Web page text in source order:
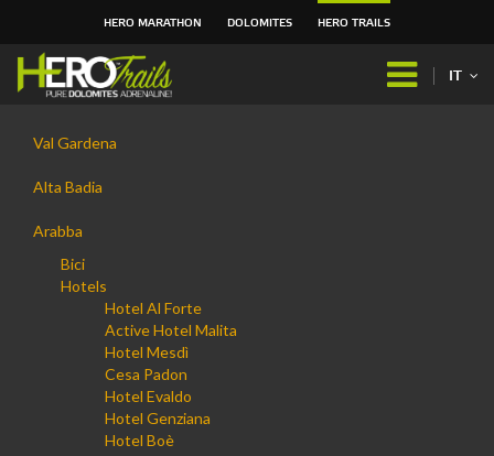
HERO MARATHON DOLOMITES HERO TRAILS
IT
Val Gardena
Alta Badia
Arabba
Bici
Hotels
Hotel Al Forte
Active Hotel Malita
Hotel Mesdì
Cesa Padon
Hotel Evaldo
Hotel Genziana
Hotel Boè